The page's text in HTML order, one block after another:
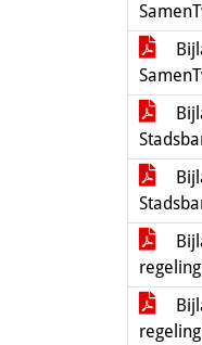
regeling
regeling